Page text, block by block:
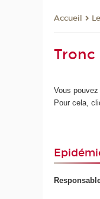
Accueil
Tronc
Vous
Pour cela,